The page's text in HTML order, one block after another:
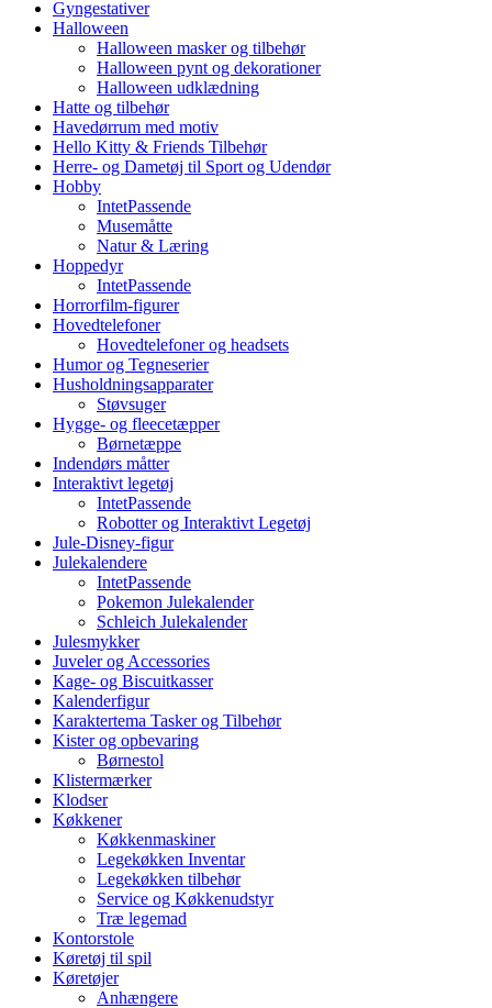
Gyngestativer
Halloween
Halloween masker og tilbehør
Halloween pynt og dekorationer
Halloween udklædning
Hatte og tilbehør
Havedørrum med motiv
Hello Kitty & Friends Tilbehør
Herre- og Dametøj til Sport og Udendør
Hobby
IntetPassende
Musemåtte
Natur & Læring
Hoppedyr
IntetPassende
Horrorfilm-figurer
Hovedtelefoner
Hovedtelefoner og headsets
Humor og Tegneserier
Husholdningsapparater
Støvsuger
Hygge- og fleecetæpper
Børnetæppe
Indendørs måtter
Interaktivt legetøj
IntetPassende
Robotter og Interaktivt Legetøj
Jule-Disney-figur
Julekalendere
IntetPassende
Pokemon Julekalender
Schleich Julekalender
Julesmykker
Juveler og Accessories
Kage- og Biscuitkasser
Kalenderfigur
Karaktertema Tasker og Tilbehør
Kister og opbevaring
Børnestol
Klistermærker
Klodser
Køkkener
Køkkenmaskiner
Legekøkken Inventar
Legekøkken tilbehør
Service og Køkkenudstyr
Træ legemad
Kontorstole
Køretøj til spil
Køretøjer
Anhængere